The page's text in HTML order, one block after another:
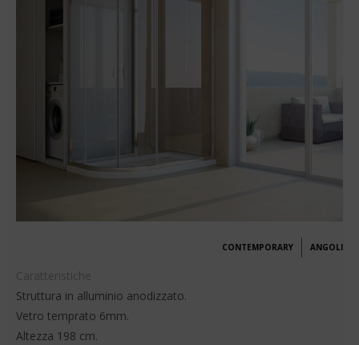
ANGOLI
CONTEMPORARY
Caratteristiche
Struttura in alluminio anodizzato.
Vetro temprato 6mm.
Altezza 198 cm.